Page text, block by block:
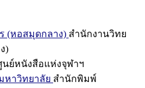
(หอสมุดกลาง) สำนักงานวิทย
)
นย์หนังสือแห่งจุฬาฯ
าวิทยาลัย สำนักพิมพ์